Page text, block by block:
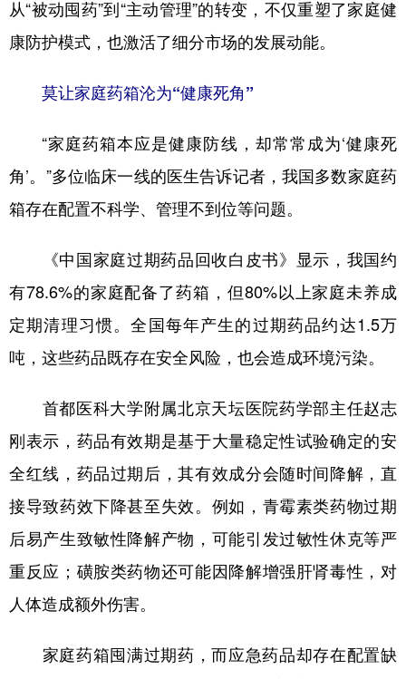
公益 一带一路 亚太网 上市公司
文化产业
北京 天津 河北 山西
山东 河南 湖北 湖南
English Español Français عربى
Русский язык 日本語 한국어
Deutsch Português
从“被动囤药”到“主动管理”的转变，不仅重塑了家庭健
康防护模式，也激活了细分市场的发展动能。
莫让家庭药箱沦为“健康死角”
“家庭药箱本应是健康防线，却常常成为‘健康死
角’。”多位临床一线的医生告诉记者，我国多数家庭药
箱存在配置不科学、管理不到位等问题。
《中国家庭过期药品回收白皮书》显示，我国约
有78.6%的家庭配备了药箱，但80%以上家庭未养成
定期清理习惯。全国每年产生的过期药品约达1.5万
吨，这些药品既存在安全风险，也会造成环境污染。
首都医科大学附属北京天坛医院药学部主任赵志
刚表示，药品有效期是基于大量稳定性试验确定的安
全红线，药品过期后，其有效成分会随时间降解，直
接导致药效下降甚至失效。例如，青霉素类药物过期
后易产生致敏性降解产物，可能引发过敏性休克等严
重反应；磺胺类药物还可能因降解增强肝肾毒性，对
人体造成额外伤害。
家庭药箱囤满过期药，而应急药品却存在配置缺